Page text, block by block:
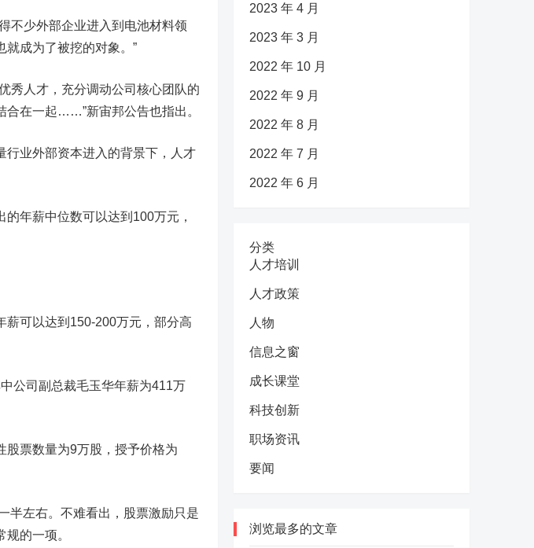
少外部企业进入到电池材料领
成为了被挖的对象。”
人才，充分调动公司核心团队的
合在一起……”新宙邦公告也指出。
业外部资本进入的背景下，人才
年薪中位数可以达到100万元，
可以达到150-200万元，部分高
公司副总裁毛玉华年薪为411万
票数量为9万股，授予价格为
左右。不难看出，股票激励只是
的一项。
2023 年 4 月
2023 年 3 月
2022 年 10 月
2022 年 9 月
2022 年 8 月
2022 年 7 月
2022 年 6 月
分类
人才培训
人才政策
人物
信息之窗
成长课堂
科技创新
职场资讯
要闻
浏览最多的文章